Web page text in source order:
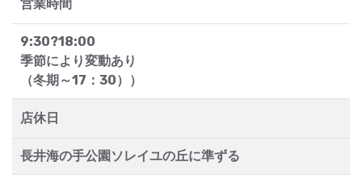
営業時間
9:30?18:00
季節により変動あり
（冬期～17：30））
店休日
長井海の手公園ソレイユの丘に準ずる